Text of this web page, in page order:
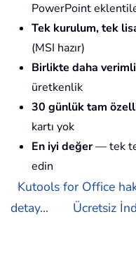
PowerPoint
Tek kurulum, tek
(MSI hazır)
Birlikte daha verimli
üretkenlik
30 günlük tam
kartı yok
En iyi değer— tek
edin
Kutools for Office
detay...
Ücretsiz